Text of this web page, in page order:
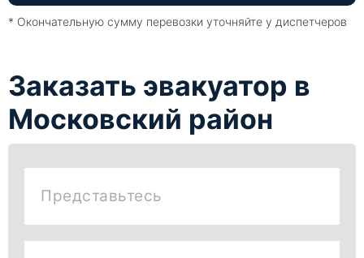
* Окончательную сумму перевозки уточняйте у диспетчеров
Заказать эвакуатор в
Московский район
Представьтесь